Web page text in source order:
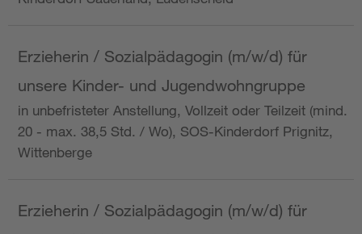
Erzieherin / Sozialpädagogin (m/w/d) für
unsere Kinder- und Jugendwohngruppe
in unbefristeter Anstellung, Vollzeit oder Teilzeit (mind.
20 - max. 38,5 Std. / Wo), SOS-Kinderdorf Prignitz,
Wittenberge
Erzieherin / Sozialpädagogin (m/w/d) für